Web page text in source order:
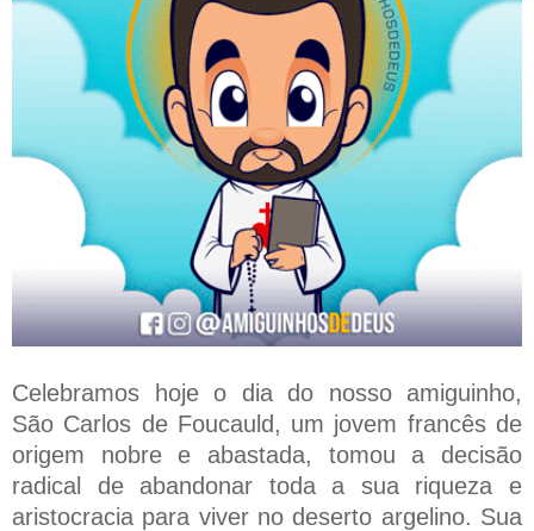
Celebramos hoje o dia do nosso amiguinho,
São Carlos de Foucauld, um jovem francês de
origem nobre e abastada, tomou a decisão
radical de abandonar toda a sua riqueza e
aristocracia para viver no deserto argelino. Sua